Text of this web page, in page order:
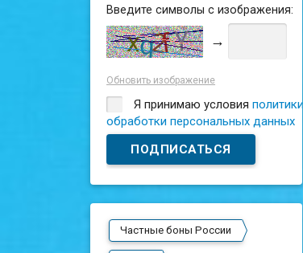
Введите символы с изображения:
→
Обновить изображение
Я принимаю условияполитики
обработки персональных данных
Частные боны России